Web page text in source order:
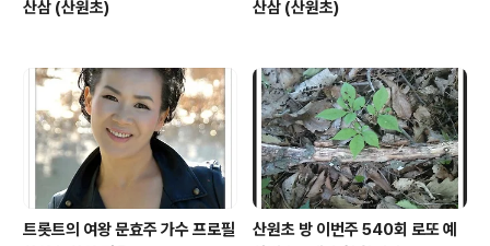
산삼 (산원초) 산삼 (산원초)
트롯트의 여왕 문효주 가수 프로필
산원초 방 이번주 540회 로또 예